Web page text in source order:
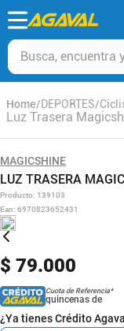
Busca, encuentra y
DEPORTES
Luz Trasera
MAGICSHINE
LUZ TRASERA
Producto: 139103
Ean: 6970823652431
$ 79.000
Cuota de Referencia*
quincenas de
¿Ya tienes Crédito